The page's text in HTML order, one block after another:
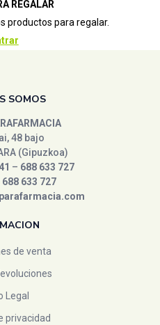
REGALAR
productos para regalar.
SOMOS
48 bajo
(Gipuzkoa)
– 688 633 727
688 633 727
de venta
Legal
privacidad